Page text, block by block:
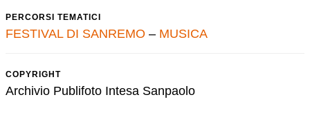
PERCORSI TEMATICI
FESTIVAL DI SANREMO – MUSICA
COPYRIGHT
Archivio Publifoto Intesa Sanpaolo